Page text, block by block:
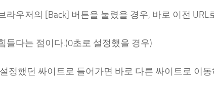
라우저의 [Back] 버튼을 눌렸을 경우, 바로 이전 URL
들다는 점이다.(0초로 설정했을 경우)
정했던 싸이트로 들어가면 바로 다른 싸이트로 이